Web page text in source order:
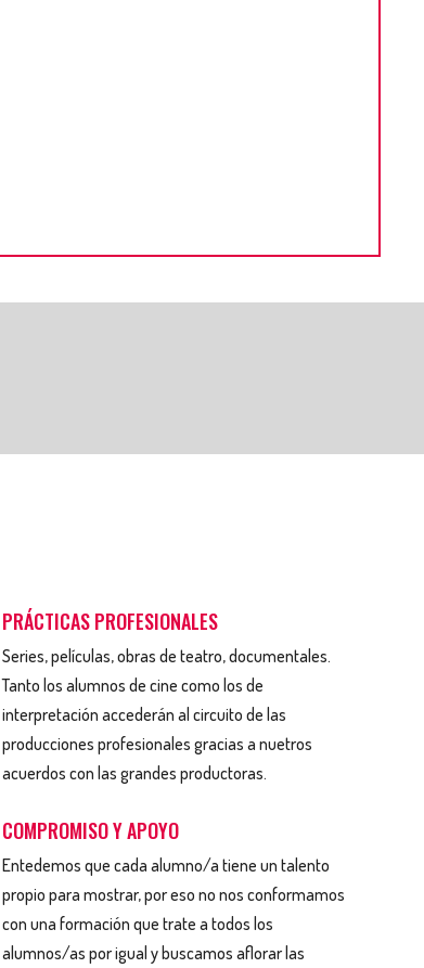
PRÁCTICAS PROFESIONALES
Series, películas, obras de teatro, documentales.
Tanto los alumnos de cine como los de
interpretación accederán al circuito de las
producciones profesionales gracias a nuetros
acuerdos con las grandes productoras.
COMPROMISO Y APOYO
Entedemos que cada alumno/a tiene un talento
propio para mostrar, por eso no nos conformamos
con una formación que trate a todos los
alumnos/as por igual y buscamos aflorar las